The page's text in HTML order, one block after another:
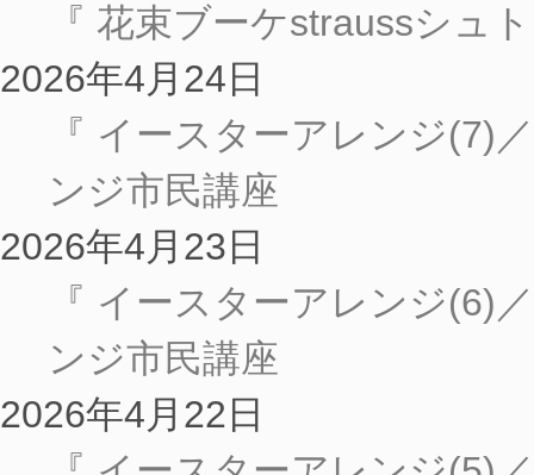
『 花束ブーケstraussシュ
2026年4月24日
『 イースターアレンジ(7)
ンジ市民講座
2026年4月23日
『 イースターアレンジ(6)
ンジ市民講座
2026年4月22日